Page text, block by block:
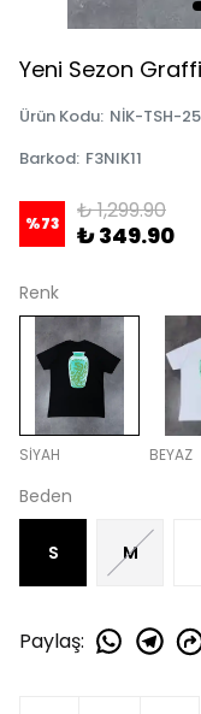
Yeni Sezon
Ürün Kodu: NİK-TSH-25
Barkod: F3NIK11
%73 ₺ 1,299.90
₺ 349.90
Renk
SİYAH BEYAZ
Beden
S M
Paylaş: